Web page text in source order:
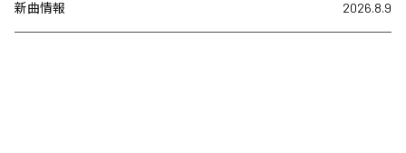
新曲情報 2026.8.9